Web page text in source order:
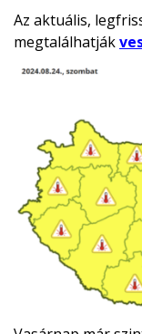
Az aktuális,
megtalálhatják